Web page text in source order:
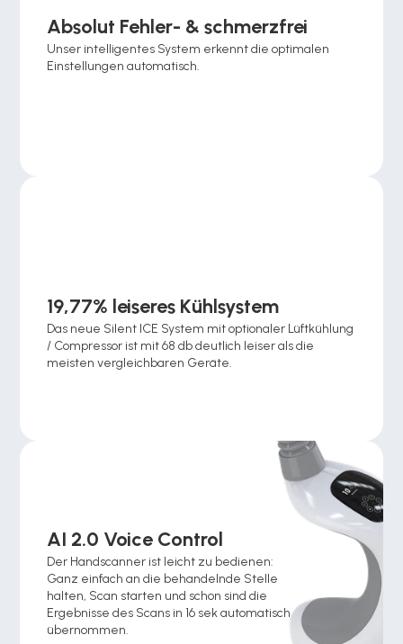
Absolut Fehler- & schmerzfrei
Unser intelligentes System erkennt die optimalen
Einstellungen automatisch.
19,77% leiseres Kühlsystem
Das neue Silent ICE System mit optionaler Lüftkühlung
/ Compressor ist mit 68 db deutlich leiser als die
meisten vergleichbaren Geräte.
AI 2.0 Voice Control
Der Handscanner ist leicht zu bedienen:
Ganz einfach an die behandelnde Stelle
halten, Scan starten und schon sind die
Ergebnisse des Scans in 16 sek automatisch
übernommen.